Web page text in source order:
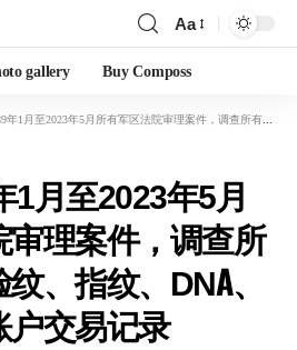
Aa
gallery Buy Composs
年5月所有军区法院审理案件，调查所有相关人的脸纹、指纹、DNA、通信、银行账户交易记录
1月至2023年5月
理案件，调查所
、指纹、DNA、
交易记录